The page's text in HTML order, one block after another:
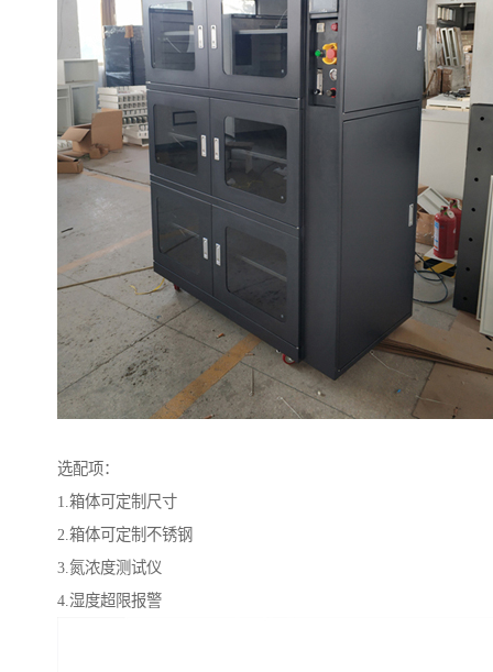
选配项：
1.箱体可定制尺寸
2.箱体可定制不锈钢
3.氮浓度测试仪
4.湿度超限报警